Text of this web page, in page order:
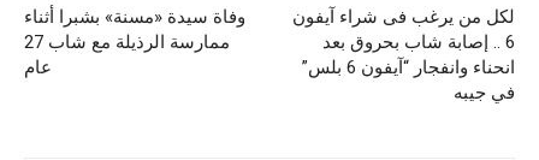
وفاة سيدة «مسنة» بشبرا أثناء
ممارسة الرذيلة مع شاب 27
عام
لكل من يرغب فى شراء آيفون
6 .. إصابة شاب بحروق بعد
انحناء وانفجار “آيفون 6 بلس”
في جيبه